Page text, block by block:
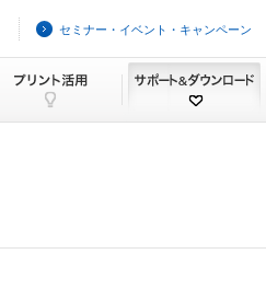
セミナー・イベント・キャンペーン